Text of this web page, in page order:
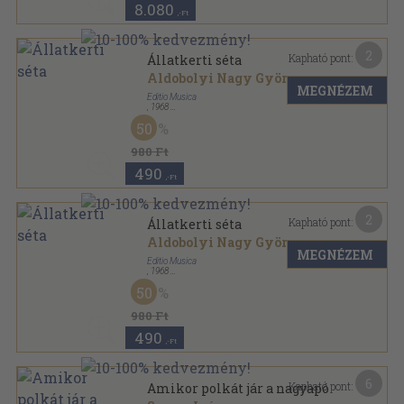
8.080 ,-Ft
Állatkerti séta
Aldobolyi Nagy György...
Editio Musica
1968
Papír
980 Ft
50
490 ,-Ft
Kapható pont:
MEGNÉZEM
Állatkerti séta
Aldobolyi Nagy György...
Editio Musica
1968
Papír
980 Ft
50
490 ,-Ft
Kapható pont:
MEGNÉZEM
Amikor polkát jár a nagyapó
Kapható pont: